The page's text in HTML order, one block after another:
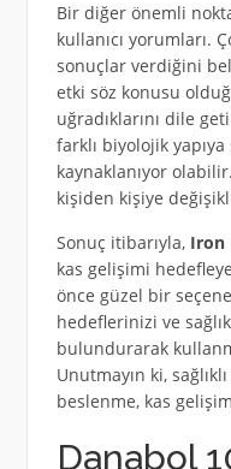
Bir diğer önemli
kullanıcı yorumları.
sonuçlar verdiğini
etki söz konusu
uğradıklarını dile
farklı biyolojik
kaynaklanıyor
kişiden kişiye
Sonuç itibarıyla, Iron
kas gelişimi
önce güzel bir
hedeflerinizi ve
bulundurarak
Unutmayın ki,
beslenme, kas
Danabol